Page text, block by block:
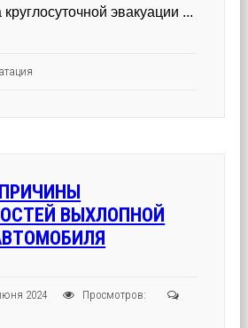
эвакуации ...
ВЫХЛОПНОЙ
2024
Просмотров: